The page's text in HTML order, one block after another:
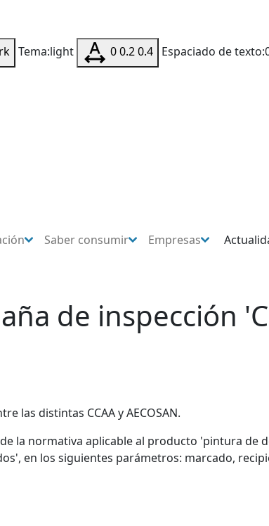
Tema:light 00.20.4 Espaciado de
Saber consumir Empresas
de inspección
las distintas CCAA y AECOSAN.
la normativa aplicable al producto 'pintura de
en los siguientes parámetros: marcado,